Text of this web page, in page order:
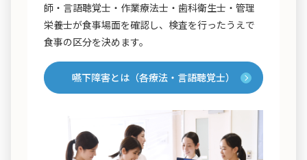
師・言語聴覚士・作業療法士・歯科衛生士・管理
栄養士が食事場面を確認し、検査を行ったうえで
食事の区分を決めます。
嚥下障害とは（各療法・言語聴覚士）